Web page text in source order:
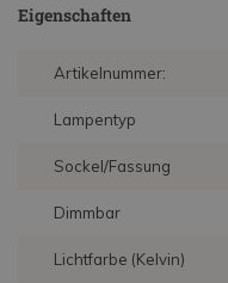
Eigenschaften
Artikelnummer:
Lampentyp
Sockel/Fassung
Dimmbar
Lichtfarbe (Kelvin)